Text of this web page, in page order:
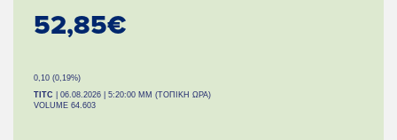
52,85€
0,10 (0,19%)
TITC | 06.08.2026 | 5:20:00 ΜΜ (ΤΟΠΙΚΗ ΩΡΑ)
VOLUME 64.603